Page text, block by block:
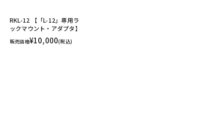
RKL-12 【「L-12」専用ラ
ックマウント・アダプタ】
販売価格¥10,000(税込)